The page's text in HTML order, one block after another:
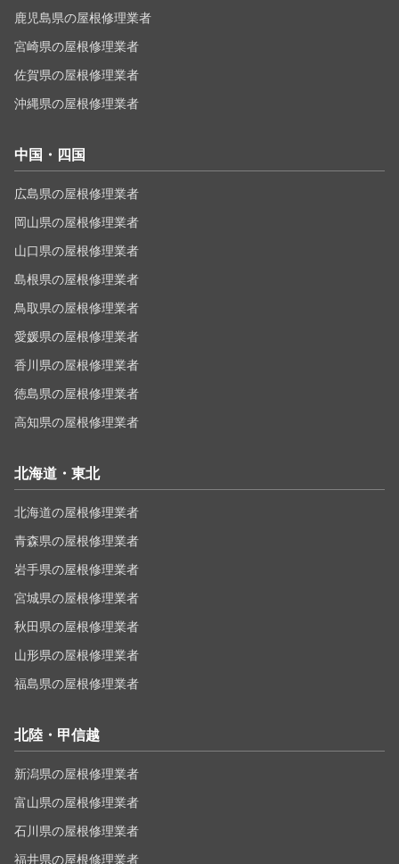
鹿児島県の屋根修理業者
宮崎県の屋根修理業者
佐賀県の屋根修理業者
沖縄県の屋根修理業者
中国・四国
広島県の屋根修理業者
岡山県の屋根修理業者
山口県の屋根修理業者
島根県の屋根修理業者
鳥取県の屋根修理業者
愛媛県の屋根修理業者
香川県の屋根修理業者
徳島県の屋根修理業者
高知県の屋根修理業者
北海道・東北
北海道の屋根修理業者
青森県の屋根修理業者
岩手県の屋根修理業者
宮城県の屋根修理業者
秋田県の屋根修理業者
山形県の屋根修理業者
福島県の屋根修理業者
北陸・甲信越
新潟県の屋根修理業者
富山県の屋根修理業者
石川県の屋根修理業者
福井県の屋根修理業者